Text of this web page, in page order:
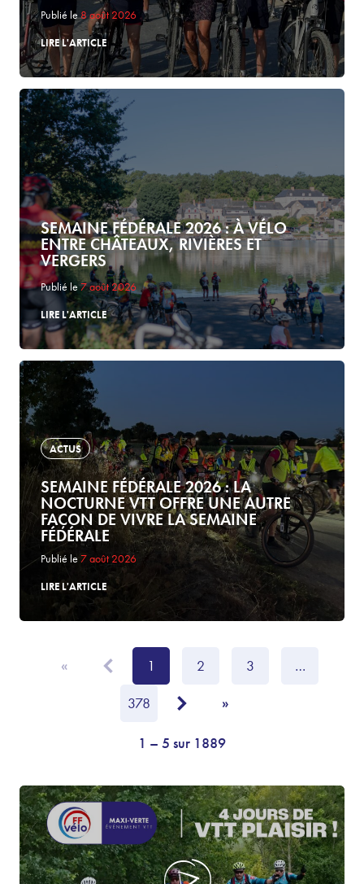
Publié le8 août 2026
LIRE L'ARTICLE
SEMAINE FÉDÉRALE 2026 : À VÉLO
ENTRE CHÂTEAUX, RIVIÈRES ET
VERGERS
Publié le7 août 2026
LIRE L'ARTICLE
ACTUS
SEMAINE FÉDÉRALE 2026 : LA
NOCTURNE VTT OFFRE UNE AUTRE
FAÇON DE VIVRE LA SEMAINE
FÉDÉRALE
Publié le7 août 2026
LIRE L'ARTICLE
« 1 2 3
…
378
»
1 – 5 sur 1889